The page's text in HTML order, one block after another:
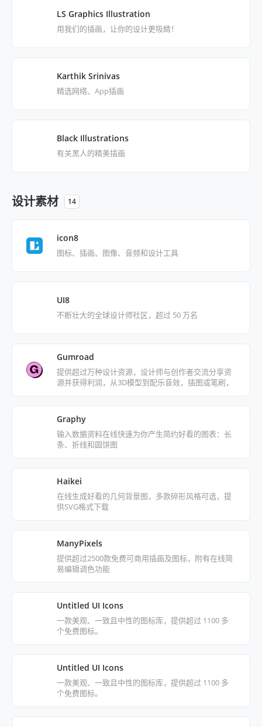
LS Graphics Illustration
用我们的插画，让你的设计更吸睛！
Karthik Srinivas
精选网络、App插画
Black Illustrations
有关黑人的精美插画
设计素材 14
icon8
图标、插画、图像、音频和设计工具
UI8
不断壮大的全球设计师社区，超过 50 万名
Gumroad
提供超过万种设计资源，设计师与创作者交流分享资
源并获得利润，从3D模型到配乐音效，插图或笔刷，
Graphy
输入数据资料在线快速为你产生简约好看的图表：长
条、折线和圆饼图
Haikei
在线生成好看的几何背景图，多款碎形风格可选，提
供SVG格式下载
ManyPixels
提供超过2500款免费可商用插画及图标，附有在线简
易编辑调色功能
Untitled UI Icons
一款美观、一致且中性的图标库，提供超过 1100 多
个免费图标。
Untitled UI Icons
一款美观、一致且中性的图标库，提供超过 1100 多
个免费图标。